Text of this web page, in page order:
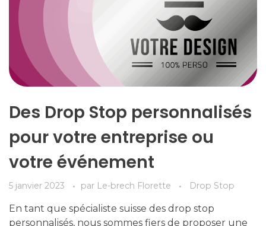
Des Drop Stop personnalisés
pour votre entreprise ou
votre événement
5 janvier 2023 par Le-brech Florette Drop Stop
En tant que spécialiste suisse des drop stop
personnalisés, nous sommes fiers de proposer une